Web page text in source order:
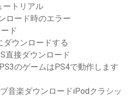
ートリアル
ロード時のエラー
ド
ダウンロードする
直接ダウンロード
のゲームはPS4で動作します
音楽ダウンロードiPodクラシッ